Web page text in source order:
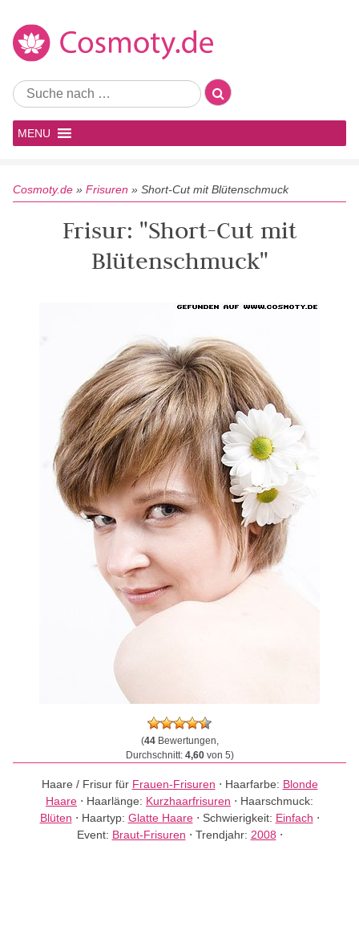
MENU
Cosmoty.de » Frisuren » Short-Cut mit Blütenschmuck
Frisur: "Short-Cut mit
Blütenschmuck"
(44Bewertungen,
Durchschnitt: 4,60von 5)
Haare / Frisur für Frauen-Frisuren ⋅ Haarfarbe: Blonde
Haare ⋅ Haarlänge: Kurzhaarfrisuren ⋅ Haarschmuck:
Blüten ⋅ Haartyp: Glatte Haare⋅ Schwierigkeit: Einfach ⋅
Event: Braut-Frisuren ⋅ Trendjahr: 2008 ⋅